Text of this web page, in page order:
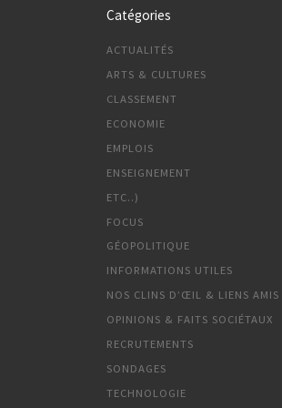
Catégories
ACTUALITÉS
ARTS & CULTURES
CLASSEMENT
ECONOMIE
EMPLOIS
ENSEIGNEMENT
ETC..)
FOCUS
GÉOPOLITIQUE
INFORMATIONS UTILES
NOS CLINS D’ŒIL & LIENS AMIS
OPINIONS & FAITS SOCIÉTAUX
RECRUTEMENTS
SONDAGES
TECHNOLOGIE